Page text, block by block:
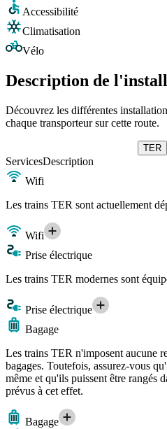
Accessibilité
Climatisation
Vélo
Description de
Découvrez les différentes
chaque transporteur sur cette route.
TER
ServicesDescription
Wifi
Les trains TER sont actuellement
Wifi
Prise électrique
Les trains TER modernes sont
Prise électrique
Bagage
Les trains TER n'imposent aucune
bagages. Toutefois, assurez-vous
même et qu'ils puissent être rangés
prévus à cet effet.
Bagage